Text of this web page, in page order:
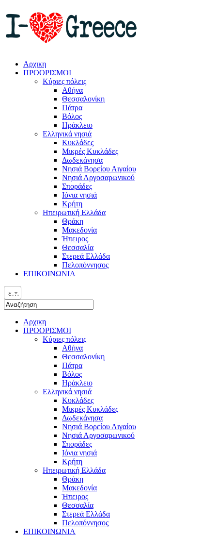
Αρχικη
ΠΡΟΟΡΙΣΜΟΙ
Κύριες πόλεις
Αθήνα
Θεσσαλονίκη
Πάτρα
Βόλος
Ηράκλειο
Ελληνικά νησιά
Κυκλάδες
Μικρές Κυκλάδες
Δωδεκάνησα
Νησιά Βορείου Αιγαίου
Νησιά Αργοσαρωνικού
Σποράδες
Ιόνια νησιά
Κρήτη
Ηπειρωτική Ελλάδα
Θράκη
Μακεδονία
Ήπειρος
Θεσσαλία
Στερεά Ελλάδα
Πελοπόννησος
ΕΠΙΚΟΙΝΩΝΙΑ
ελ
Αρχικη
ΠΡΟΟΡΙΣΜΟΙ
Κύριες πόλεις
Αθήνα
Θεσσαλονίκη
Πάτρα
Βόλος
Ηράκλειο
Ελληνικά νησιά
Κυκλάδες
Μικρές Κυκλάδες
Δωδεκάνησα
Νησιά Βορείου Αιγαίου
Νησιά Αργοσαρωνικού
Σποράδες
Ιόνια νησιά
Κρήτη
Ηπειρωτική Ελλάδα
Θράκη
Μακεδονία
Ήπειρος
Θεσσαλία
Στερεά Ελλάδα
Πελοπόννησος
ΕΠΙΚΟΙΝΩΝΙΑ